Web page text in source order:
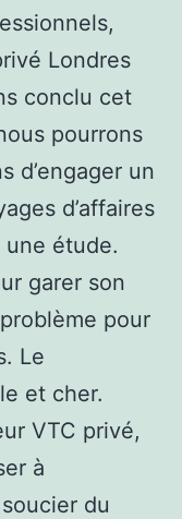
Londres
conclu cet
pourrons
d’engager un
d’affaires
étude.
garer son
pour
Le
et cher.
VTC privé,
à
du